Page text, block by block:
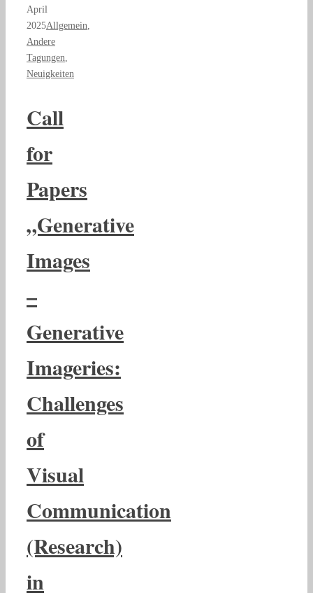
April
2025Allgemein
Andere
Tagungen
Neuigkeiten
Call
for
Papers
„Generative
Images
–
Generative
Imageries:
Challenges
of
Visual
Communication
(Research)
in